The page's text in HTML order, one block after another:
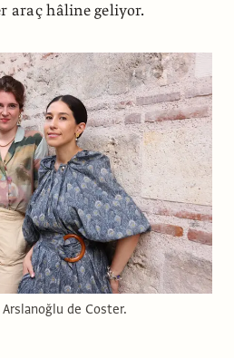
araç hâline geliyor.
de Coster.